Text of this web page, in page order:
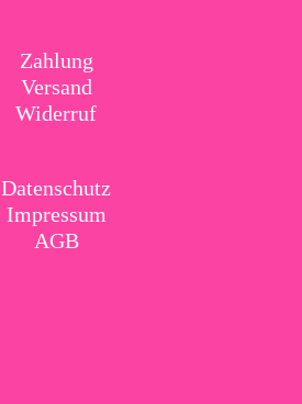
Zahlung
Versand
Widerruf
Datenschutz
Impressum
AGB